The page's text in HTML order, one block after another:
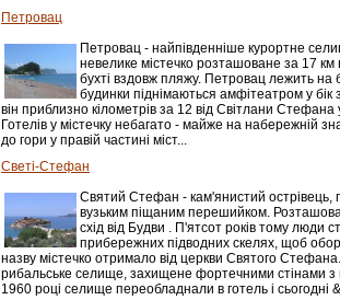
Петровац
Петровац - найпівденніше курортне
невелике містечко розташоване за 17 км
бухті вздовж пляжу. Петровац лежить на
будинки піднімаються амфітеатром у бік
він приблизно кілометрів за 12 від Світлани
Готелів у містечку небагато - майже на набережній
до гори у правій частині міст...
Светі-Стефан
Святий Стефан - кам'янистий острівець,
вузьким піщаним перешийком.
схід від Будви . П'ятсот років тому люди
прибережних підводних скелях, щоб
назву містечко отримало від церкви Святого
рибальське селище, захищене фортечними стінами
1960 році селище переобладнали в готель і сьогодні